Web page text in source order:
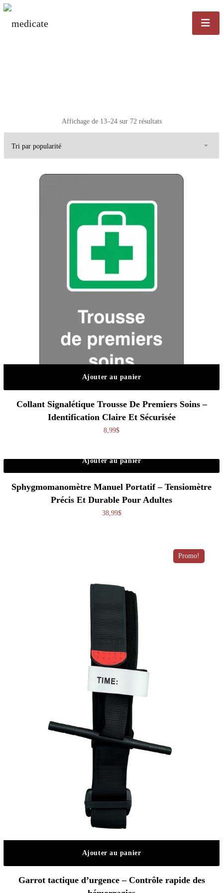
Affichage de 13–24 sur 72 résultatsTrié par popularité
Ajouter au panier
Collant Signalétique Trousse De Premiers Soins –
Identification Claire Et Sécurisée
8,99$
Ajouter au panier
Sphygmomanomètre Manuel Portatif – Tensiomètre
Précis Et Durable Pour Adultes
38,99$
Promo!
Ajouter au panier
Garrot tactique d’urgence – Contrôle rapide des